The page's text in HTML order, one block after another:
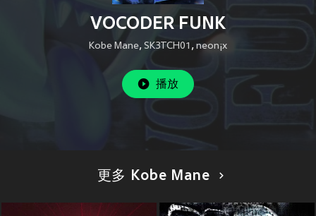
VOCODER FUNK
Kobe Mane, SK3TCH01 , neon¡x
播放
更多 Kobe Mane